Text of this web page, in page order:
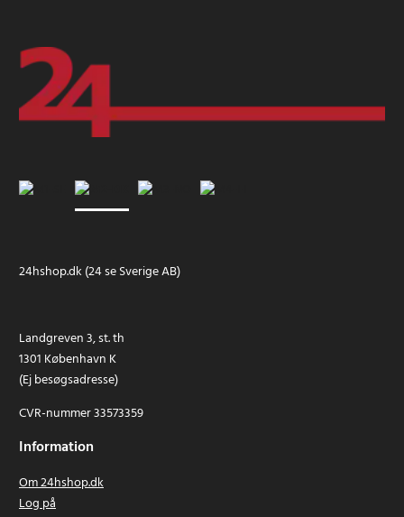
24hshop.dk (24 se Sverige AB)
Landgreven 3, st. th
1301 København K
(Ej besøgsadresse)
CVR-nummer 33573359
Information
Om 24hshop.dk
Log på